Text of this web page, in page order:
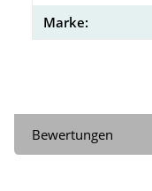
Marke:
Bewertungen